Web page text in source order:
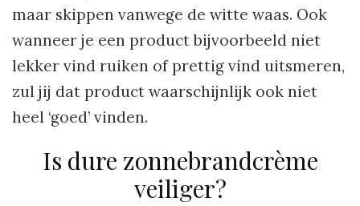
maar skippen vanwege de witte waas. Ook
wanneer je een product bijvoorbeeld niet
lekker vind ruiken of prettig vind uitsmeren,
zul jij dat product waarschijnlijk ook niet
heel ‘goed’ vinden.
Is dure zonnebrandcrème
veiliger?